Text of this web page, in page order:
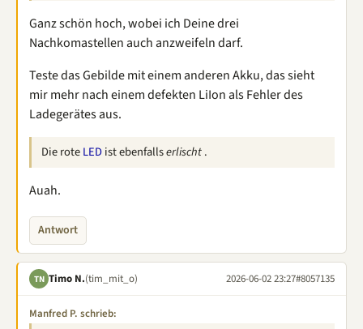
Ganz schön hoch, wobei ich Deine drei
Nachkomastellen auch anzweifeln darf.
Teste das Gebilde mit einem anderen Akku, das sieht
mir mehr nach einem defekten LiIon als Fehler des
Ladegerätes aus.
Die roteLEDist ebenfallserlischt.
Auah.
Antwort
TN Timo N.(tim_mit_o) 2026-06-02 23:27#8057135
Manfred P. schrieb: